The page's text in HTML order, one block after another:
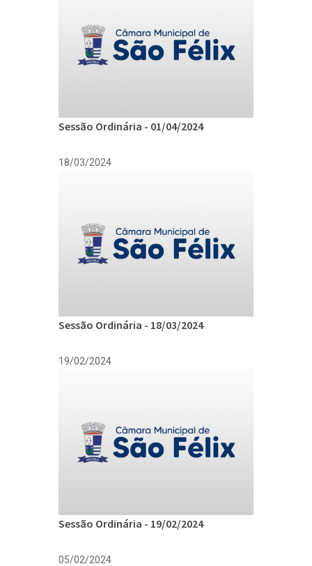
Sessão Ordinária - 01/04/2024
18/03/2024
Sessão Ordinária - 18/03/2024
19/02/2024
Sessão Ordinária - 19/02/2024
05/02/2024